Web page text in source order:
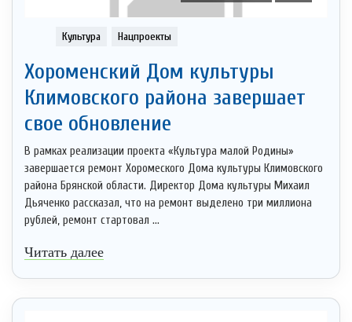
Культура Нацпроекты
Хороменский Дом культуры
Климовского района завершает
свое обновление
В рамках реализации проекта «Культура малой Родины»
завершается ремонт Хоромеского Дома культуры Климовского
района Брянской области. Директор Дома культуры Михаил
Дьяченко рассказал, что на ремонт выделено три миллиона
рублей, ремонт стартовал ...
Читать далее